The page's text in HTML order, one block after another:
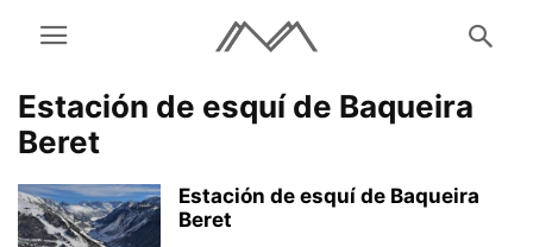
Estación de esquí de Baqueira
Beret
Estación de esquí de Baqueira
Beret